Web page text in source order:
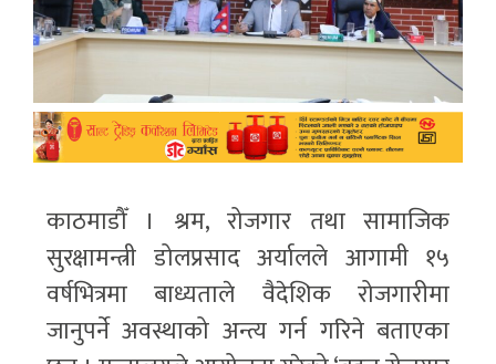
काठमाडौँ । श्रम, रोजगार तथा सामाजिक
सुरक्षामन्त्री डोलप्रसाद अर्यालले आगामी १५
वर्षभित्रमा बाध्यताले वैदेशिक रोजगारीमा
जानुपर्ने अवस्थाको अन्त्य गर्न गरिने बताएका